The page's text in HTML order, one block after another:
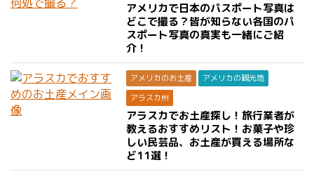
アメリカで日本のパスポート写真は
どこで撮る？皆が知らない各国のパ
スポート写真の真実も一緒にご紹
介！
アメリカのお土産
アメリカの観光地
アラスカ州
アラスカでお土産探し！旅行業者が
教えるおすすめリスト！お菓子や珍
しい民芸品、お土産が買える場所な
ど11選！